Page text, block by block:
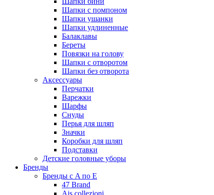
Шапки с помпоном
Шапки ушанки
Шапки удлиненные
Балаклавы
Береты
Повязки на голову
Шапки с отворотом
Шапки без отворота
Аксессуары
Перчатки
Варежки
Шарфы
Снуды
Перья для шляп
Значки
Коробки для шляп
Подставки
Детские головные уборы
Бренды
Бренды с A по E
47 Brand
Ais collezioni